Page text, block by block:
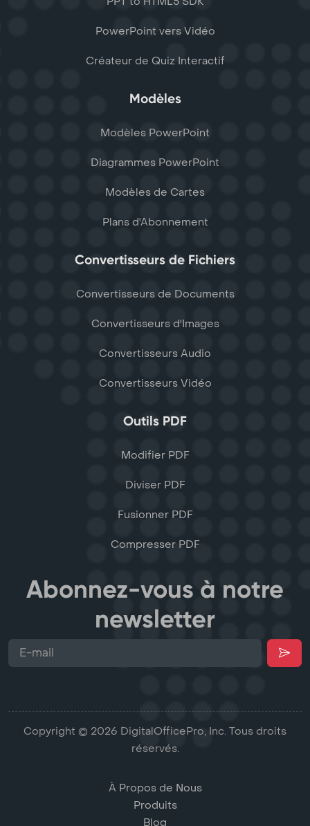
PowerPoint vers Vidéo
Créateur de Quiz Interactif
Modèles
Modèles PowerPoint
Diagrammes PowerPoint
Modèles de Cartes
Plans d'Abonnement
Convertisseurs de Fichiers
Convertisseurs de Documents
Convertisseurs d'Images
Convertisseurs Audio
Convertisseurs Vidéo
Outils PDF
Modifier PDF
Diviser PDF
Fusionner PDF
Compresser PDF
Abonnez-vous à notre
newsletter
Copyright © 2026 DigitalOfficePro, Inc. Tous droits
réservés.
À Propos de Nous
Produits
Blog